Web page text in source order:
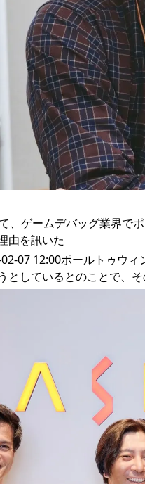
、ゲームデバッグ業界
由を訊いた
07 12:00ポールトゥウ
としているとのことで、そ